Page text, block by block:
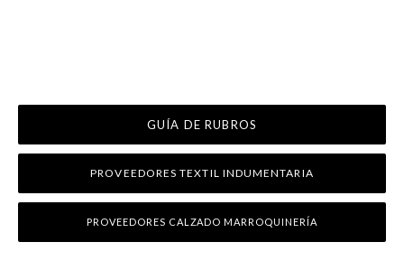
GUÍA DE RUBROS
PROVEEDORES TEXTIL INDUMENTARIA
PROVEEDORES CALZADO MARROQUINERÍA